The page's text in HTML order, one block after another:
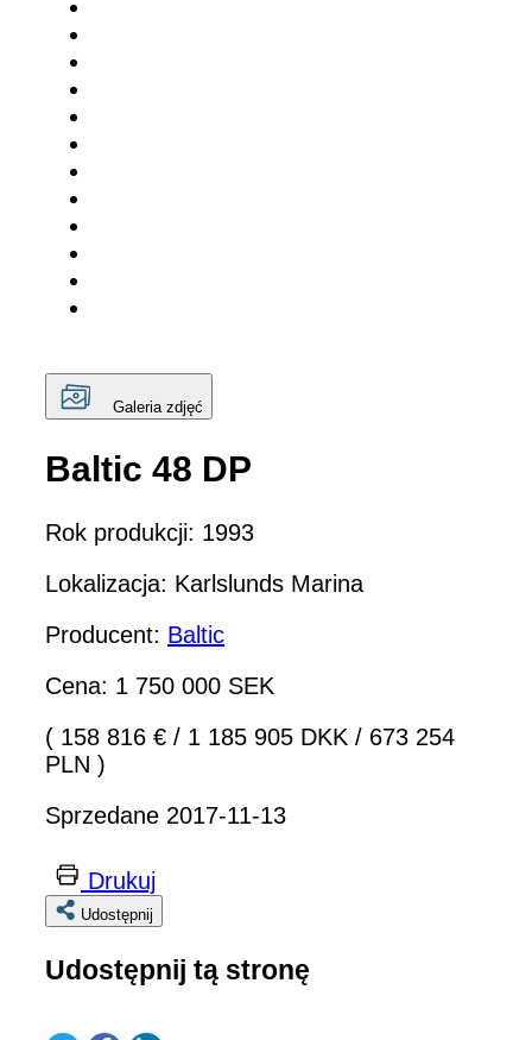
Galeria zdjęć
Baltic 48 DP
Rok produkcji: 1993
Lokalizacja: Karlslunds Marina
Producent: Baltic
Cena: 1 750 000 SEK
( 158 816 € / 1 185 905 DKK / 673 254
PLN )
Sprzedane 2017-11-13
Drukuj
Udostępnij
Udostępnij tą stronę